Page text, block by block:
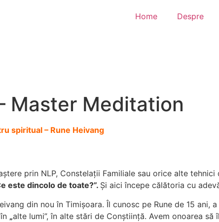
Home Despre
Master Meditation
spiritual – Rune Heivang
prin NLP, Constelații Familiale sau orice alte
este dincolo de toate?”. Și aici începe călătoria cu
din nou în Timișoara. Îl cunosc pe Rune de 15 ani,
„alte lumi”, în alte stări de Conștiință. Avem onoarea să